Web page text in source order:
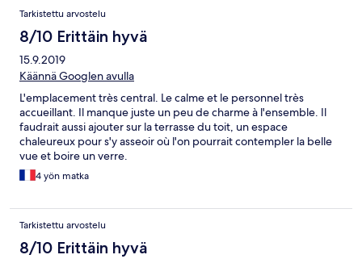
Tarkistettu arvostelu
8/10 Erittäin hyvä
15.9.2019
Käännä Googlen avulla
L'emplacement très central. Le calme et le personnel très
accueillant. Il manque juste un peu de charme à l'ensemble. Il
faudrait aussi ajouter sur la terrasse du toit, un espace
chaleureux pour s'y asseoir où l'on pourrait contempler la belle
vue et boire un verre.
4 yön matka
Tarkistettu arvostelu
8/10 Erittäin hyvä